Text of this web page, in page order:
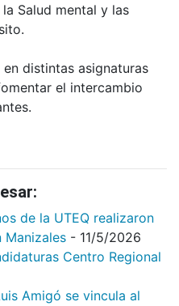
Salud mental y las
distintas asignaturas
el intercambio
de la UTEQ realizaron
Manizales - 11/5/2026
Centro Regional
Amigó se vincula al